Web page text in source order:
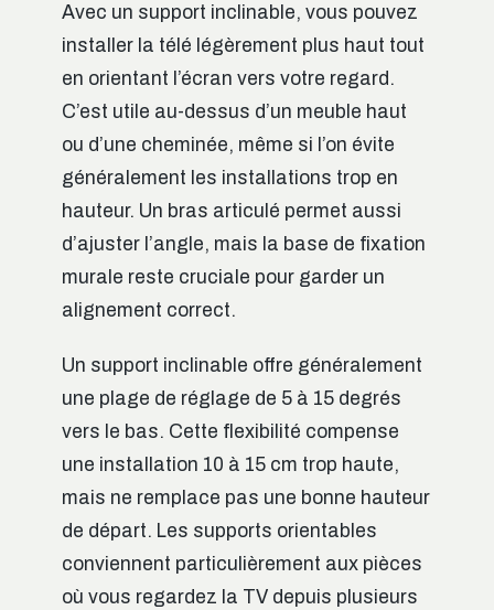
Avec un support inclinable, vous pouvez
installer la télé légèrement plus haut tout
en orientant l’écran vers votre regard.
C’est utile au-dessus d’un meuble haut
ou d’une cheminée, même si l’on évite
généralement les installations trop en
hauteur. Un bras articulé permet aussi
d’ajuster l’angle, mais la base de fixation
murale reste cruciale pour garder un
alignement correct.
Un support inclinable offre généralement
une plage de réglage de 5 à 15 degrés
vers le bas. Cette flexibilité compense
une installation 10 à 15 cm trop haute,
mais ne remplace pas une bonne hauteur
de départ. Les supports orientables
conviennent particulièrement aux pièces
où vous regardez la TV depuis plusieurs